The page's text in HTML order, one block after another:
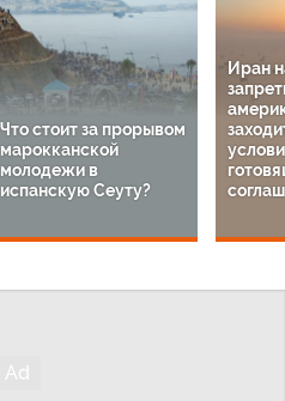
Что стоит за прорывом
марокканской
молодежи в
испанскую Сеуту?
Иран